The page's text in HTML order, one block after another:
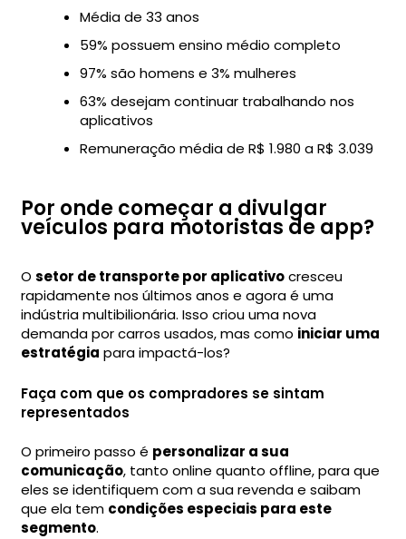
Média de 33 anos
59% possuem ensino médio completo
97% são homens e 3% mulheres
63% desejam continuar trabalhando nos
aplicativos
Remuneração média de R$ 1.980 a R$ 3.039
Por onde começar a divulgar
veículos para motoristas de app?
Osetor de transporte por aplicativocresceu
rapidamente nos últimos anos e agora é uma
indústria multibilionária. Isso criou uma nova
demanda por carros usados, mas como iniciar uma
estratégia para impactá-los?
Faça com que os compradores se sintam
representados
O primeiro passo é personalizar a sua
comunicação, tanto online quanto offline, para que
eles se identifiquem com a sua revenda e saibam
que ela tem condições especiais para este
segmento.